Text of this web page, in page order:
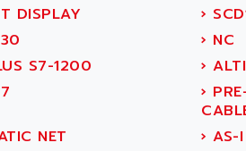
DISPLAY ›
› NC
S7-1200 ›
›
NET › AS-